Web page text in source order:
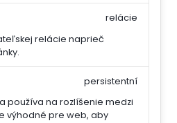
relácie naprieč
relácie
používa na rozlíšenie medzi
výhodné pre web, aby
persistentní